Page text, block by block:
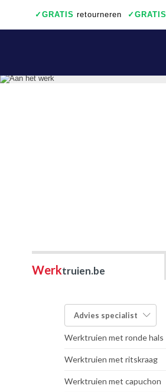
✓ GRATIS retourneren ✓ GRATIS
Werktruien.be
FILTER OP TYPE:
Werktruien met ronde hals
Werktruien met ritskraag
Werktruien met capuchon
Advies specialist